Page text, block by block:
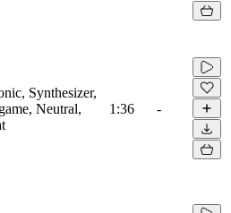
Synthesizer,
Neutral,
1:36 -